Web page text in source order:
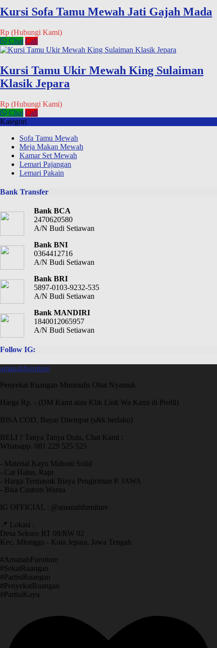
Kursi Sofa Tamu Mewah Jati Gajah Mada
Rp (Hubungi Kami)
Chat Call
Kursi Tamu Ukir Mewah King Sulaiman
Klasik Jepara
Rp (Hubungi Kami)
Chat Call
Kategori
Sofa Tamu Mewah
Meja Makan Mewah
Kamar Set Mewah
Lemari Pajangan
Lemari Pakain
Bank Transfer
Bank BCA
2470620580
A/N Budi Setiawan
Bank BNI
0364412716
A/N Budi Setiawan
Bank BRI
5897-0103-9232-535
A/N Budi Setiawan
Bank MANDIRI
1840012065957
A/N Budi Setiawan
Follow IG:
amanahfurniture
Penyekat Ruangan Minimalis Obat Nyamuk
Harga Rp. - (DM Kami atau Klik Link Wa Kami di Profil)
BISA COD, Bayar Ditempat (s&k berlaku)
BELI ? Tanya Tanya Dulu, Chat Kami :
Whatsapp. 081 229 525 525
- Material Kayu Mahoni Solid
- Cat Halus, Rapi
- Harga Termasuk Biaya Pengiriman P. JAWA
- Bisa Custom Warna
IG OFFICIAL : @amanahfurniture
📍 Lokasi :
Desa Sekuro RT 08/RW 02
Kec. Mlonggo - Kota Jepara, Jawa Tengah
​#AmanahFurniture
​#SekatRuangan
​#PartisiRuangan
​#PenyekatRuangan
​#PartisiKayu